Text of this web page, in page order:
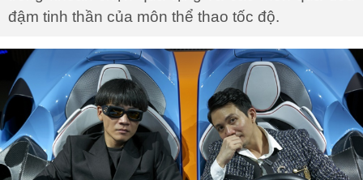
đậm tinh thần của môn thể thao tốc độ.